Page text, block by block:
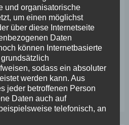
– Wefelscheid: „Rübenach
Konstantin
Jubiläum von Particura
und organisatorische
um einen möglichst
über diese Internetseite
Daten
können Internetbasierte
sodass ein absoluter
werden kann. Aus
jeder betroffenen Person
Daten auch auf
telefonisch, an